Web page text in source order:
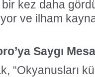
kez daha
ve ilham
Saygı
“Okyanusları